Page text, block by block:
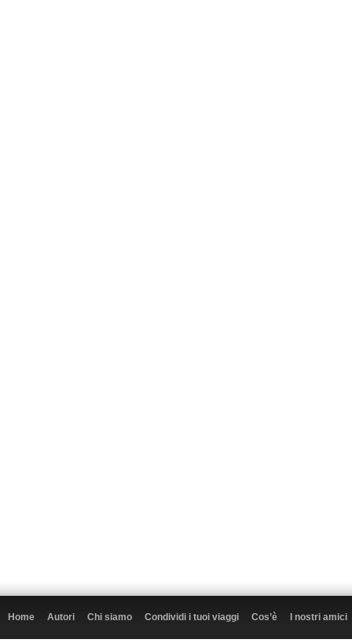
Home Autori Chi siamo Condividi i tuoi viaggi Cos’è I nostri amici